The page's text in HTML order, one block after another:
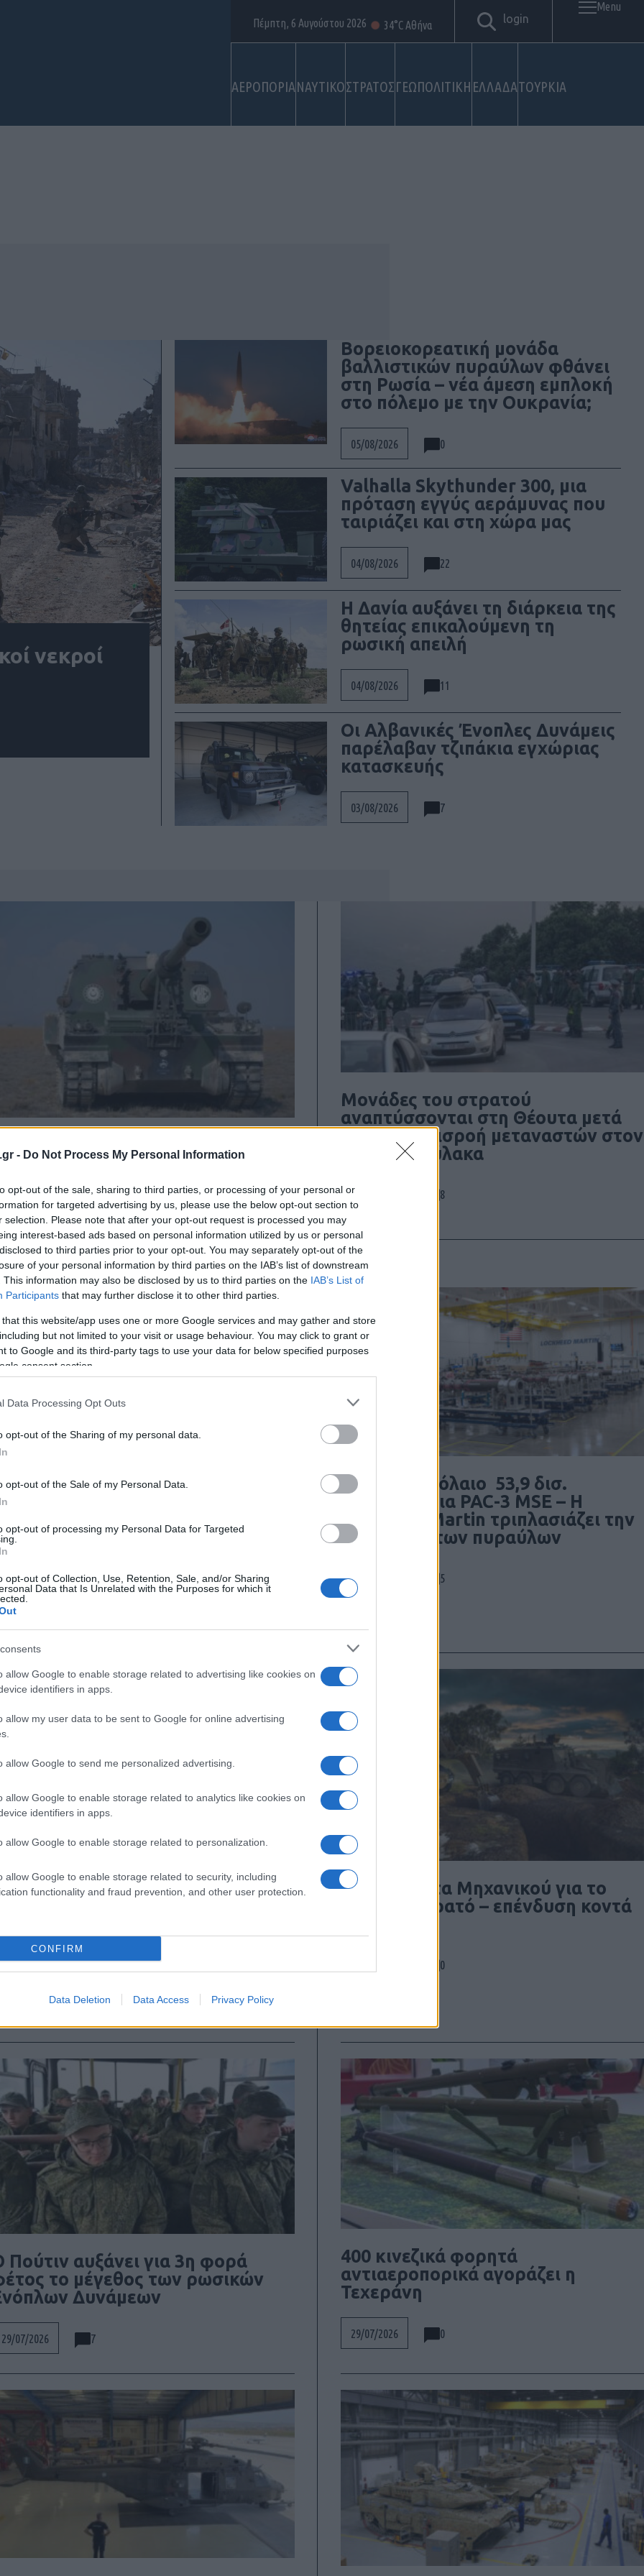
- Do Not Process My Personal Information
opt-out of the sale, sharing to third parties, or processing of your personal or
for targeted advertising by us, please use the below opt-out section to
selection. Please note that after your opt-out request is processed you may
interest-based ads based on personal information utilized by us or personal
to third parties prior to your opt-out. You may separately opt-out of the
of your personal information by third parties on the IAB’s list of downstream
This information may also be disclosed by us to third parties on the IAB’s List of
Participants that may further disclose it to other third parties.
that this website/app uses one or more Google services and may gather and store
but not limited to your visit or usage behaviour. You may click to grant or
to Google and its third-party tags to use your data for below specified purposes
consent section.
Data Processing Opt Outs
opt-out of the Sharing of my personal data.
opt-out of the Sale of my Personal Data.
opt-out of processing my Personal Data for Targeted
opt-out of Collection, Use, Retention, Sale, and/or Sharing
Data that Is Unrelated with the Purposes for which it
allow Google to enable storage related to advertising like cookies on
identifiers in apps.
allow my user data to be sent to Google for online advertising
allow Google to send me personalized advertising.
allow Google to enable storage related to analytics like cookies on
identifiers in apps.
allow Google to enable storage related to personalization.
allow Google to enable storage related to security, including
functionality and fraud prevention, and other user protection.
CONFIRM
Data Deletion Data Access Privacy Policy
ΑΕΡΟΠΟΡΙΑΝΑΥΤΙΚΟΣΤΡΑΤΟΣΓΕΩΠΟΛΙΤΙΚΗ ΕΛΛΑΔΑΤΟΥΡΚΙΑ
Πέμπτη, 6 Αυγούστου 2026 34°C Αθήνα login
Menu
νεκροί
Βορειοκορεατική μονάδα
βαλλιστικών πυραύλων φθάνει
στη Ρωσία – νέα άμεση εμπλοκή
στο πόλεμο με την Ουκρανία;
05/08/2026 0
Valhalla Skythunder 300, μια
πρόταση εγγύς αεράμυνας που
ταιριάζει και στη χώρα μας
04/08/2026 22
Η Δανία αυξάνει τη διάρκεια της
θητείας επικαλούμενη τη
ρωσική απειλή
04/08/2026 11
Οι Αλβανικές Ένοπλες Δυνάμεις
παρέλαβαν τζιπάκια εγχώριας
κατασκευής
03/08/2026 7
Gurhan, το τουρκικό οβιδοβόλο
χιλιοστών, με ηλεκτροκίνηση
01/08/2026 7
Μονάδες του στρατού
αναπτύσσονται στη Θέουτα μετά
τη μαζική εισροή μεταναστών στον
ισπανικό θύλακα
31/07/2026 8
IV: Κάθε φορητός
μετατρέπεται σε
κατά drones
30/07/2026
Μέγα-συμβόλαιο 53,9 δισ.
δολαρίων για PAC-3 MSE – Η
Lockheed Martin τριπλασιάζει την
παραγωγή των πυραύλων
30/07/2026 5
εγχώρια παραγωγή Patriot αλλά
μακρύ ορίζοντα
17
Νέα οχήματα Μηχανικού για το
Γαλλικό Στρατό – επένδυση κοντά
0
Πούτιν αυξάνει για 3η φορά
το μέγεθος των ρωσικών
Δυνάμεων
29/07/2026 7
400 κινεζικά φορητά
αντιαεροπορικά αγοράζει η
Τεχεράνη
29/07/2026 0